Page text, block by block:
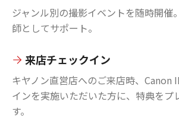
ジャンル別の撮影イベントを随時開催
師としてサポート。
来店チェックイン
キヤノン直営店へのご来店時、Canon
インを実施いただいた方に、特典をプ
す。